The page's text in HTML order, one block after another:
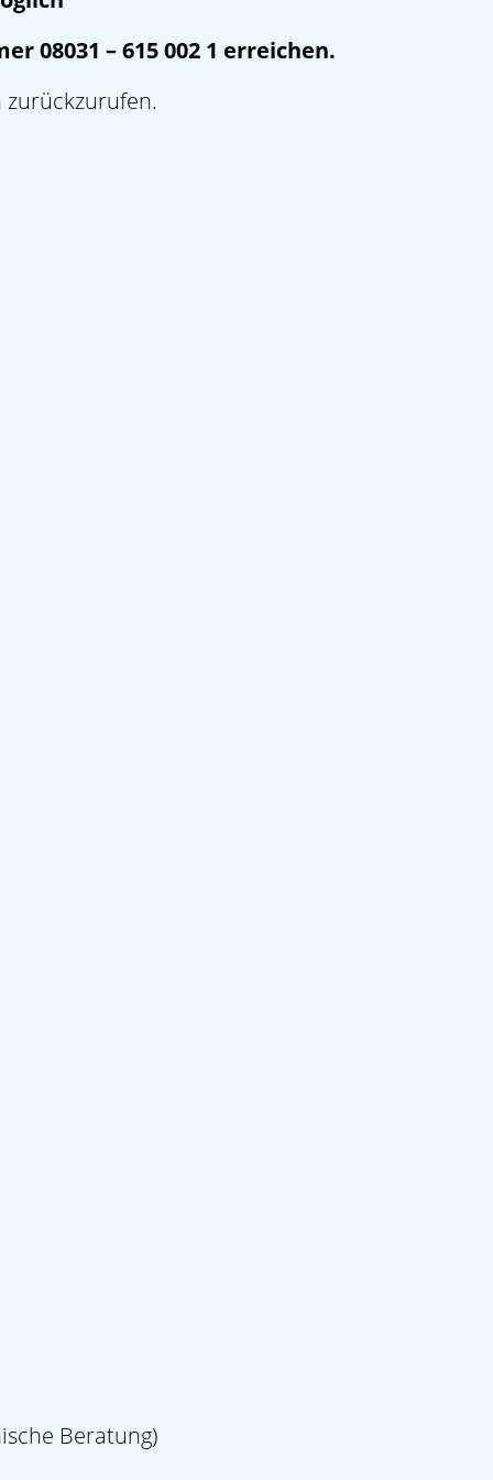
08031 – 615 002 1 erreichen.
Beratung)